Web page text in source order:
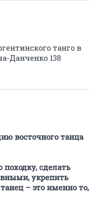
танго в
Данченко 138
восточного танца
сделать
укрепить
– это именно то,